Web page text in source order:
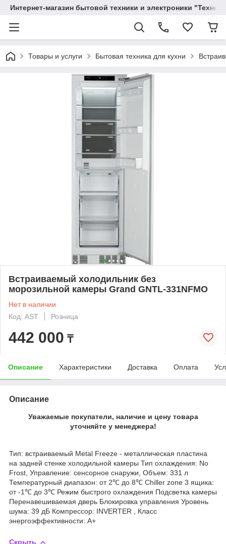
Интернет-магазин бытовой техники и электроники
Товары и услуги Бытовая техника для кухни
Встраиваемый холодильник без
морозильной камеры Grand GNTL-331NFMO
Нет в наличии
Код: AST
Розница
442 000 ₸
Описание Характеристики Доставка Оплата
Описание
Уважаемые покупатели, наличие и цену товара
уточняйте у менеджера!
Тип: встраиваемый Metal Freeze - металлическая пластина
на задней стенке холодильной камеры Тип охлаждения: No
Frost, Управление: сенсорное снаружи, Объем: 331 л
Температурный диапазон: от 2℃ до 8℃ Chiller zone 3 ящика:
от -1℃ до 3℃ Режим быстрого охлаждения Подсветка камеры
Перенавешиваемая дверь Блокировка управления Уровень
шума: 39 дБ Компрессор: INVERTER , Класс
энергоэффективности: A+
Скрыть